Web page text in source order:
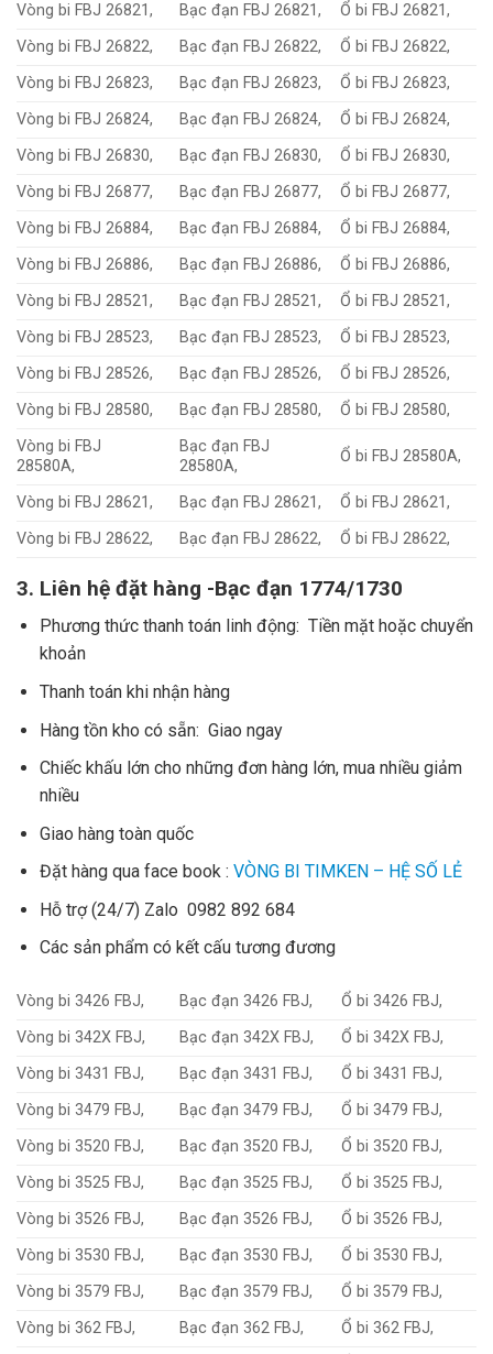
Vòng bi FBJ 26821, Bạc đạn FBJ 26821,
Ổ bi FBJ 26821,
Vòng bi FBJ 26822,
Bạc đạn FBJ 26822,
Ổ bi FBJ 26822,
Vòng bi FBJ 26823,
Bạc đạn FBJ 26823,
Ổ bi FBJ 26823,
Vòng bi FBJ 26824,
Bạc đạn FBJ 26824,
Ổ bi FBJ 26824,
Vòng bi FBJ 26830,
Bạc đạn FBJ 26830,
Ổ bi FBJ 26830,
Vòng bi FBJ 26877,
Bạc đạn FBJ 26877,
Ổ bi FBJ 26877,
Vòng bi FBJ 26884,
Bạc đạn FBJ 26884,
Ổ bi FBJ 26884,
Vòng bi FBJ 26886,
Bạc đạn FBJ 26886,
Ổ bi FBJ 26886,
Vòng bi FBJ 28521,
Bạc đạn FBJ 28521,
Ổ bi FBJ 28521,
Vòng bi FBJ 28523,
Bạc đạn FBJ 28523,
Ổ bi FBJ 28523,
Vòng bi FBJ 28526,
Bạc đạn FBJ 28526,
Ổ bi FBJ 28526,
Vòng bi FBJ 28580,
Bạc đạn FBJ 28580,
Ổ bi FBJ 28580,
Vòng bi FBJ
28580A,
Bạc đạn FBJ
28580A,
Ổ bi FBJ 28580A,
Vòng bi FBJ 28621, Bạc đạn FBJ 28621,
Ổ bi FBJ 28621,
Vòng bi FBJ 28622,
Bạc đạn FBJ 28622, Ổ bi FBJ 28622,
3. Liên hệ đặt hàng -Bạc đạn 1774/1730
Phương thức thanh toán linh động: Tiền mặt hoặc chuyển
khoản
Thanh toán khi nhận hàng
Hàng tồn kho có sẵn: Giao ngay
Chiếc khấu lớn cho những đơn hàng lớn, mua nhiều giảm
nhiều
Giao hàng toàn quốc
Đặt hàng qua face book : VÒNG BI TIMKEN – HỆ SỐ LẺ
Hỗ trợ (24/7) Zalo 0982 892 684
Các sản phẩm có kết cấu tương đương
Vòng bi 3426 FBJ, Bạc đạn 3426 FBJ,
Ổ bi 3426 FBJ,
Vòng bi 342X FBJ,
Bạc đạn 342X FBJ,
Ổ bi 342X FBJ,
Vòng bi 3431 FBJ,
Bạc đạn 3431 FBJ,
Ổ bi 3431 FBJ,
Vòng bi 3479 FBJ,
Bạc đạn 3479 FBJ,
Ổ bi 3479 FBJ,
Vòng bi 3520 FBJ,
Bạc đạn 3520 FBJ,
Ổ bi 3520 FBJ,
Vòng bi 3525 FBJ,
Bạc đạn 3525 FBJ,
Ổ bi 3525 FBJ,
Vòng bi 3526 FBJ,
Bạc đạn 3526 FBJ,
Ổ bi 3526 FBJ,
Vòng bi 3530 FBJ,
Bạc đạn 3530 FBJ,
Ổ bi 3530 FBJ,
Vòng bi 3579 FBJ,
Bạc đạn 3579 FBJ,
Ổ bi 3579 FBJ,
Vòng bi 362 FBJ,
Bạc đạn 362 FBJ,
Ổ bi 362 FBJ,